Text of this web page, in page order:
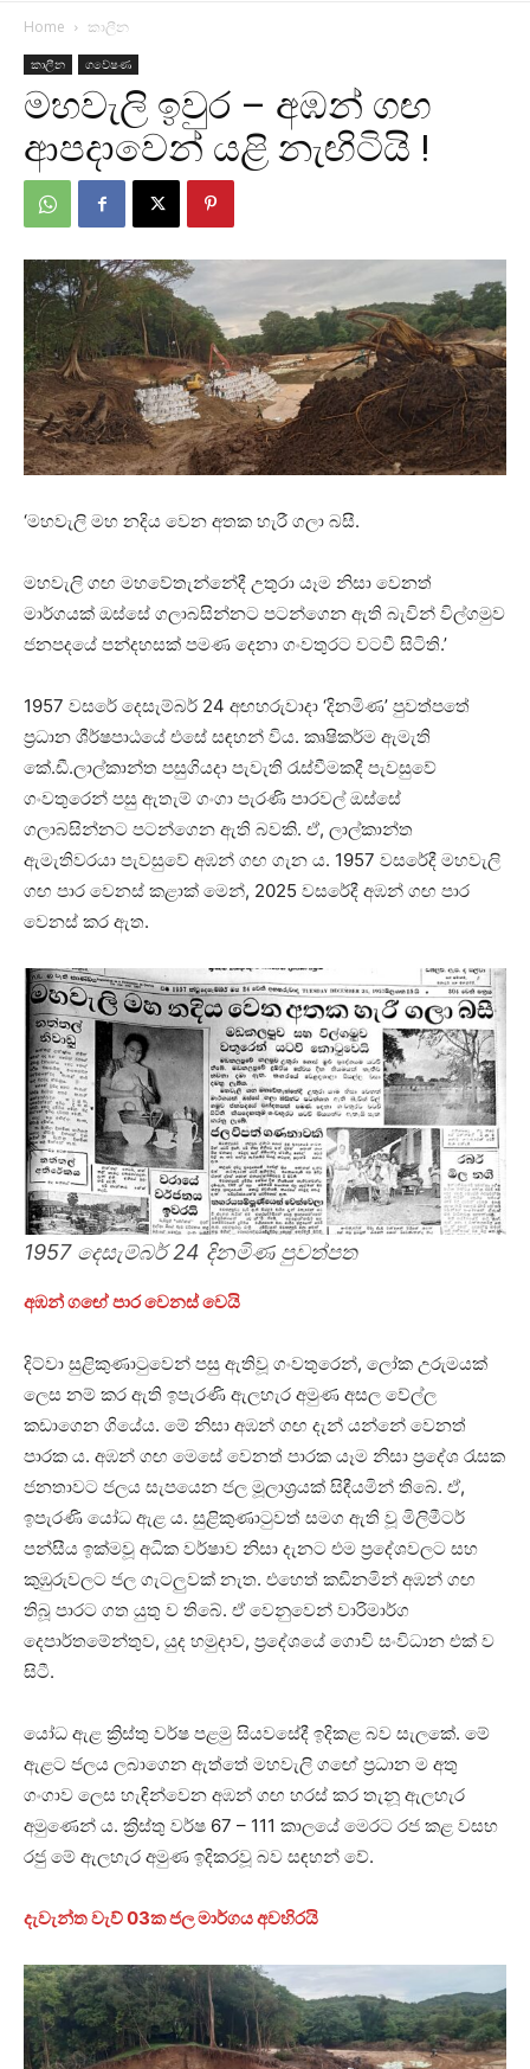
Home කාලීන
කාලීන ගවේෂණ
මහවැලි ඉවුර – අඹන් ගඟ
ආපදාවෙන් යළි නැඟිටියි !
‘මහවැලි මහ නදිය වෙන අතක හැරී ගලා බසී.
මහවැලි ගඟ මහවේතැන්නේදී උතුරා යෑම නිසා වෙනත්
මාර්ගයක් ඔස්සේ ගලාබසින්නට පටන්ගෙන ඇති බැවින් විල්ගමුව
ජනපදයේ පන්දහසක් පමණ දෙනා ගංවතුරට වටවී සිටිති.’
1957 වසරේ දෙසැම්බර් 24 අඟහරුවාදා ‘දිනමිණ’ පුවත්පතේ
ප්‍රධාන ශීර්ෂපාඨයේ එසේ සඳහන් විය. කෘෂිකර්ම ඇමැති
කේ.ඩී.ලාල්කාන්ත පසුගියදා පැවැති රැස්වීමකදී පැවසුවේ
ගංවතුරෙන් පසු ඇතැම් ගංගා පැරණි පාරවල් ඔස්සේ
ගලාබසින්නට පටන්ගෙන ඇති බවකි. ඒ, ලාල්කාන්ත
ඇමැතිවරයා පැවසුවේ අඹන් ගඟ ගැන ය. 1957 වසරේදී මහවැලි
ගඟ පාර වෙනස් කළාක් මෙන්, 2025 වසරේදී අඹන් ගඟ පාර
වෙනස් කර ඇත.
1957 දෙසැම්බර් 24 දිනමිණ පුවත්පත
අඹන් ගඟේ පාර වෙනස් වෙයි
දිට්වා සුළිකුණාටුවෙන් පසු ඇතිවූ ගංවතුරෙන්, ලෝක උරුමයක්
ලෙස නම් කර ඇති ඉපැරණි ඇලහැර අමුණ අසල වේල්ල
කඩාගෙන ගියේය. මේ නිසා අඹන් ගඟ දැන් යන්නේ වෙනත්
පාරක ය. අඹන් ගඟ මෙසේ වෙනත් පාරක යෑම නිසා ප්‍රදේශ රැසක
ජනතාවට ජලය සැපයෙන ජල මූලාශ්‍රයක් සිඳීයමින් තිබේ. ඒ,
ඉපැරණි යෝධ ඇළ ය. සුළිකුණාටුවත් සමග ඇති වූ මිලිමීටර්
පන්සීය ඉක්මවූ අධික වර්ෂාව නිසා දැනට එම ප්‍රදේශවලට සහ
කුඹුරුවලට ජල ගැටලුවක් නැත. එහෙත් කඩිනමින් අඹන් ගඟ
තිබූ පාරට ගත යුතු ව තිබේ. ඒ වෙනුවෙන් වාරිමාර්ග
දෙපාර්තමේන්තුව, යුද හමුදාව, ප්‍රදේශයේ ගොවි සංවිධාන එක් ව
සිටී.
යෝධ ඇළ ක්‍රිස්තු වර්ෂ පළමු සියවසේදී ඉදිකළ බව සැලකේ. මේ
ඇළට ජලය ලබාගෙන ඇත්තේ මහවැලි ගඟේ ප්‍රධාන ම අතු
ගංගාව ලෙස හැඳින්වෙන අඹන් ගඟ හරස් කර තැනූ ඇලහැර
අමුණෙන් ය. ක්‍රිස්තු වර්ෂ 67 – 111 කාලයේ මෙරට රජ කළ වසභ
රජු මේ ඇලහැර අමුණ ඉදිකරවූ බව සඳහන් වේ.
දැවැන්ත වැව් 03ක ජල මාර්ගය අවහිරයි